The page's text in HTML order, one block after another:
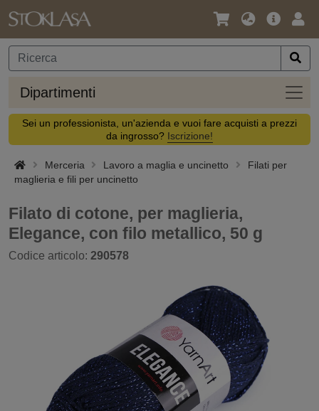
Lingua
Valuta
Offerta
Dipartimenti
Sei un professionista, un'azienda e vuoi fare acquisti a prezzi
da ingrosso? Iscrizione!
Merceria Lavoro a maglia e uncinetto
Filati per
maglieria e fili per uncinetto
Filato di cotone, per maglieria,
Elegance, con filo metallico, 50 g
Codice articolo: 290578